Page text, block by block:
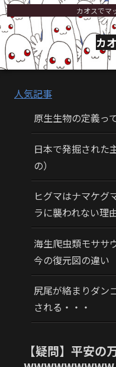
カオスでマ
カ
人気記事
原生生物の定義っ
日本で発掘された
の）
ヒグマはナマケグ
ラに襲われない理
海生爬虫類モササ
今の復元図の違い
尻尾が絡まりダン
される・・・
【疑問】平安の